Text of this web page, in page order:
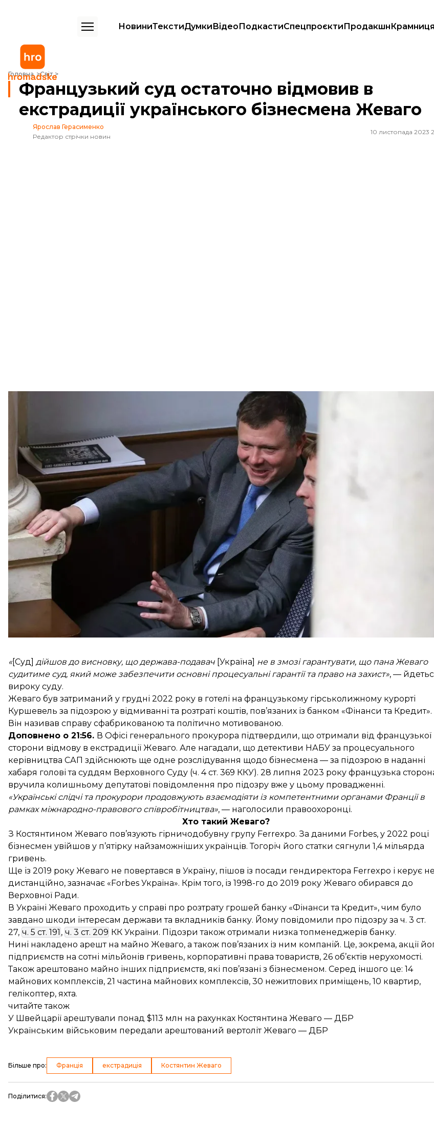
НовиниТекстиДумкиВідеоПодкастиСпецпроєктиПродакшнКрамниця
Головна Світ
Французький суд остаточно відмовив в екстрадиції українського бізнесмена Жеваго
Французький суд остаточно відмовив в
екстрадиції українського бізнесмена Жеваго
Ярослав Герасименко
Редактор стрічки новин
10 листопада 2023
Колишні народні депутати Костянтин Жеваго та Віталій Хомутинник під час позачергового засідання Верховної Ради, Київ, 22
2019 року
Володимир Гонтар / УНІАН
Верховний суд Франції відмовив в екстрадиції до України бізнесмена Костянтина Жеваго, якого
підозрюють у розтраті грошей банку «Фінанси та Кредит».
Про це повідомляютьReutersта Bloomberg.
Суд закрив справу та зняв усі обмеження на пересування власника Ferrexpo — швейцарської
компанії, що займається гірничодобувною промисловістю в Полтавській області.
Своє рішення судді обґрунтували воєнним станом в Україні й тим, що є «реальний ризик кричущої
відмови у правосудді» за нинішніх обставин. Рішення є остаточним у Франції.
«[Суд] дійшов до висновку, що держава-подавач [Україна] не в змозі гарантувати, що пана Жеваго
судитиме суд, який може забезпечити основні процесуальні гарантії та право на захист», —
вироку суду.
Жеваго був затриманий у грудні 2022 року в готелі на французькому гірськолижному курорті
Куршевель за підозрою у відмиванні та розтраті коштів, пов’язаних із банком «Фінанси та Кредит».
Він називав справу сфабрикованою та політично мотивованою.
Доповнено о 21:56. В Офісі генерального прокурора підтвердили, що отримали від французької
сторони відмову в екстрадиції Жеваго. Але нагадали, що детективи НАБУ за процесуального
керівництва САП здійснюють ще одне розслідування щодо бізнесмена — за підозрою в наданні
хабаря голові та суддям Верховного Суду (ч. 4 ст. 369 ККУ). 28 липня 2023 року французька
вручила колишньому депутатові повідомлення про підозру вже у цьому провадженні.
«Українські слідчі та прокурори продовжують взаємодіяти із компетентними органами Франції в
рамках міжнародно-правового співробітництва», — наголосили правоохоронці.
Хто такий Жеваго?
З Костянтином Жеваго пов’язують гірничодобувну групу Ferrexpo. За даними Forbes, у 2022 році
бізнесмен увійшов у п’ятірку найзаможніших українців. Тогоріч його статки сягнули 1,4 мільярда
гривень.
Ще із 2019 року Жеваго не повертався в Україну, пішов із посади гендиректора Ferrexpo і керує
дистанційно, зазначає «Forbes Україна». Крім того, із 1998-го до 2019 року Жеваго обирався до
Верховної Ради.
В Україні Жеваго проходить у справі про розтрату грошей банку «Фінанси та Кредит», чим було
завдано шкоди інтересам держави та вкладників банку. Йому повідомили про підозру за ч. 3 ст.
27, ч. 5 ст. 191 , ч. 3 ст. 209 КК України. Підозри також отримали низка топменеджерів банку.
Нині накладено арешт на майно Жеваго, а також пов’язаних із ним компаній. Це, зокрема, акції
підприємств на сотні мільйонів гривень, корпоративні права товариств, 26 об’єктів нерухомості.
Також арештовано майно інших підприємств, які пов’язані з бізнесменом. Серед іншого це: 14
майнових комплексів, 21 частина майнових комплексів, 30 нежитлових приміщень, 10 квартир,
гелікоптер, яхта.
читайте також
У Швейцарії арештували понад $113 млн на рахунках Костянтина Жеваго — ДБР
Українським військовим передали арештований вертоліт Жеваго — ДБР
Більше про: Франція екстрадиція Костянтин Жеваго
Поділитися: